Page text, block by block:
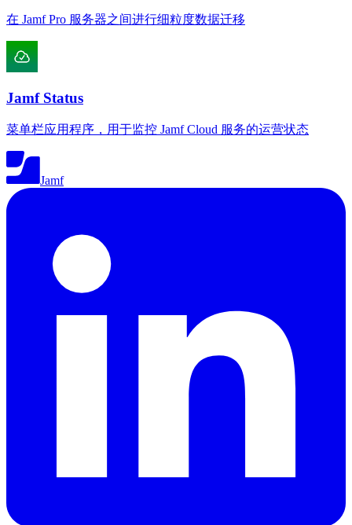
在 Jamf Pro 服务器之间进行细粒度数据迁移
Jamf Status
菜单栏应用程序，用于监控 Jamf Cloud 服务的运营状态
Jamf